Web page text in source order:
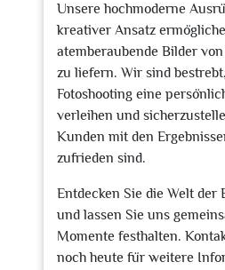
Unsere hochmoderne
kreativer Ansatz
atemberaubende Bilder
zu liefern. Wir sind
Fotoshooting eine
verleihen und
Kunden mit den
zufrieden sind.
Entdecken Sie die Welt der
und lassen Sie uns
Momente festhalten.
noch heute für weitere